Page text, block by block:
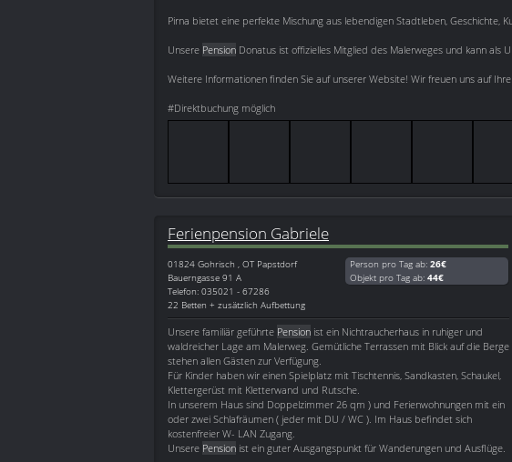
Pirna bietet eine perfekte Mischung aus lebendigen Stadtleben, Geschichte,
Unsere Pension Donatus ist offizielles Mitglied des Malerweges und kann als
Weitere Informationen finden Sie auf unserer Website! Wir freuen uns auf
#Direktbuchung möglich
Ferienpension Gabriele
01824 Gohrisch , OT Papstdorf
Bauerngasse 91 A
Telefon: 035021 - 67286
22 Betten + zusätzlich Aufbettung
Person pro Tag ab: 26€
Objekt pro Tag ab: 44€
Unsere familiär geführte Pension ist ein Nichtraucherhaus in ruhiger und
waldreicher Lage am Malerweg. Gemütliche Terrassen mit Blick auf die Berge
stehen allen Gästen zur Verfügung.
Für Kinder haben wir einen Spielplatz mit Tischtennis, Sandkasten, Schaukel,
Klettergerüst mit Kletterwand und Rutsche.
In unserem Haus sind Doppelzimmer 26 qm ) und Ferienwohnungen mit ein
oder zwei Schlafräumen ( jeder mit DU / WC ). Im Haus befindet sich
kostenfreier W- LAN Zugang.
Unsere Pension ist ein guter Ausgangspunkt für Wanderungen und Ausflüge.